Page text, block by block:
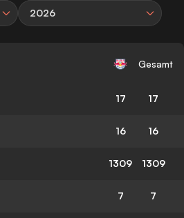
2026
Gesamt
17 17
16 16
1309 1309
7 7